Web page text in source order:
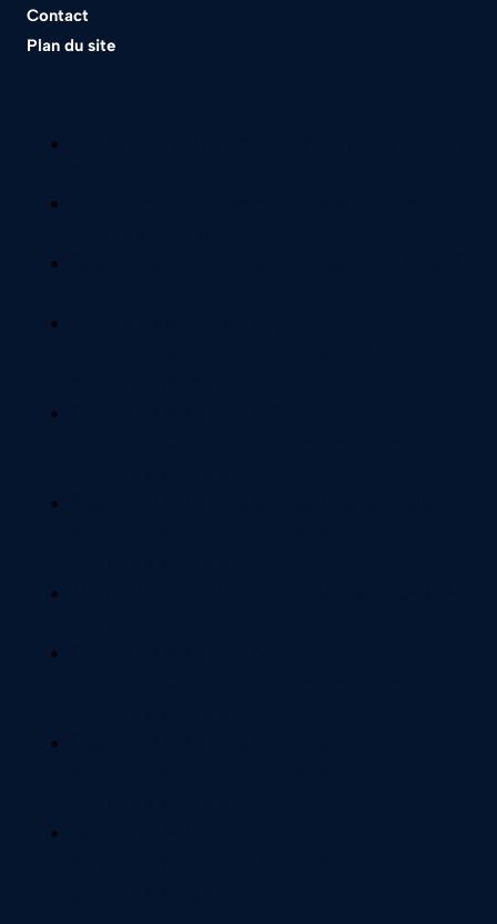
Contact
Plan du site